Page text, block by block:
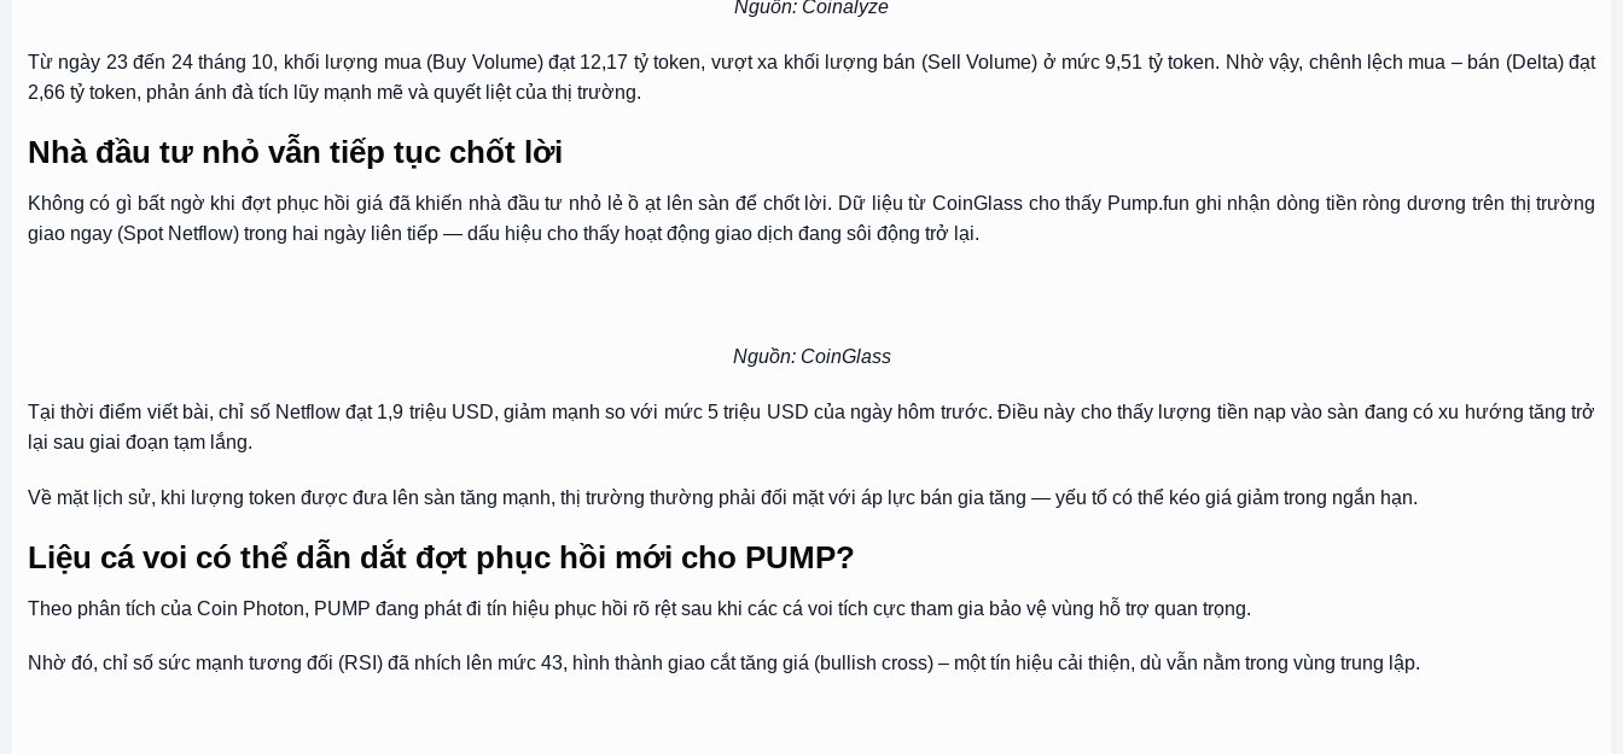
Nguồn: Coinalyze
Từ ngày 23 đến 24 tháng 10, khối lượng mua (Buy Volume) đạt 12,17 tỷ token, vượt xa khối lượng bán (Sell Volume) ở mức 9,51 tỷ token. Nhờ vậy, chênh lệch mua – bán (Delta) đạt
2,66 tỷ token, phản ánh đà tích lũy mạnh mẽ và quyết liệt của thị trường.
Nhà đầu tư nhỏ vẫn tiếp tục chốt lời
Không có gì bất ngờ khi đợt phục hồi giá đã khiến nhà đầu tư nhỏ lẻ ồ ạt lên sàn để chốt lời. Dữ liệu từ CoinGlass cho thấy Pump.fun ghi nhận dòng tiền ròng dương trên thị trường
giao ngay (Spot Netflow) trong hai ngày liên tiếp — dấu hiệu cho thấy hoạt động giao dịch đang sôi động trở lại.
Nguồn: CoinGlass
Tại thời điểm viết bài, chỉ số Netflow đạt 1,9 triệu USD, giảm mạnh so với mức 5 triệu USD của ngày hôm trước. Điều này cho thấy lượng tiền nạp vào sàn đang có xu hướng tăng trở
lại sau giai đoạn tạm lắng.
Về mặt lịch sử, khi lượng token được đưa lên sàn tăng mạnh, thị trường thường phải đối mặt với áp lực bán gia tăng — yếu tố có thể kéo giá giảm trong ngắn hạn.
Liệu cá voi có thể dẫn dắt đợt phục hồi mới cho PUMP?
Theo phân tích của Coin Photon, PUMP đang phát đi tín hiệu phục hồi rõ rệt sau khi các cá voi tích cực tham gia bảo vệ vùng hỗ trợ quan trọng.
Nhờ đó, chỉ số sức mạnh tương đối (RSI) đã nhích lên mức 43, hình thành giao cắt tăng giá (bullish cross) – một tín hiệu cải thiện, dù vẫn nằm trong vùng trung lập.